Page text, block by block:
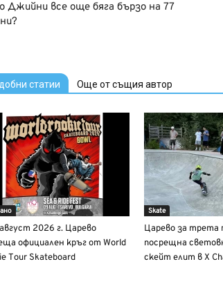
Джийни все още бяга бързо на 77
статии Още от същия автор
2026 г. Царево
официален кръг от World
Tour Skateboard
Skate
Царево за трета
посрещна
скейт елит в X